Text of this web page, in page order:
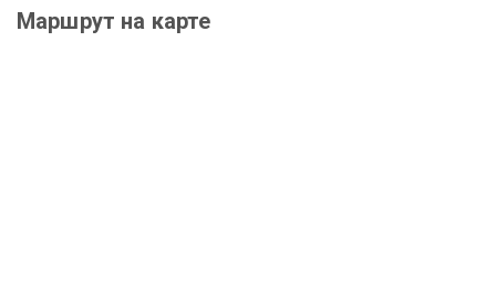
Маршрут на карте